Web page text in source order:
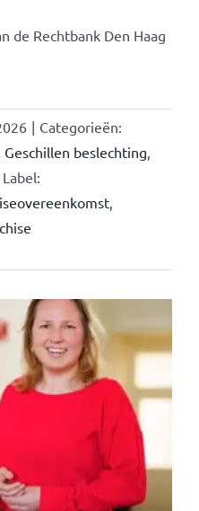
de Rechtbank Den Haag
| Categorieën:
Geschillen beslechting
Label:
,